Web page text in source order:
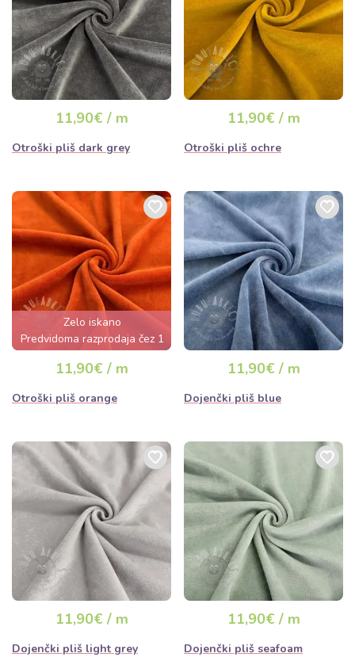
11,90€ / m
Otroški pliš dark grey
11,90€ / m
Otroški pliš ochre
Zelo iskano
Predvidoma razprodaja čez 1
dan
11,90€ / m
Otroški pliš orange
11,90€ / m
Dojenčki pliš blue
11,90€ / m
Dojenčki pliš light grey
11,90€ / m
Dojenčki pliš seafoam